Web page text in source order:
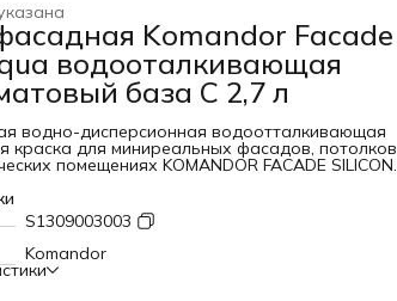
Komandor Facade
водооталкивающая
база C 2,7 л
водно-дисперсионная водоотталкивающая
краска для миниреальных фасадов, потолков
помещениях KOMANDOR FACADE SILICON
Л - это универсальный и надежный выбор
Эта краска идеально подходит для
на различных поверхностях, включая бетон,
цементно-волокнистую и цементно-
окрашенные поверхности и силикатный
покрытие обеспечивает высокую степень
S1309003003
Komandor